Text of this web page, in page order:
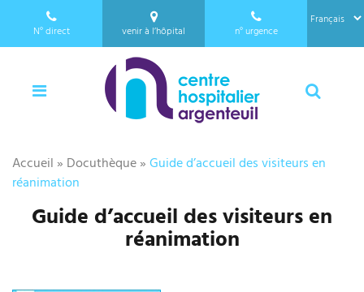
l
N°direct
01 34 23 24 25
venir à l’hôpital n°urgence
Menu
Accueil » Docuthèque » Guide d’accueil des visiteurs en
réanimation
Guide d’accueil des visiteurs en
réanimation
Panneau de gestion des cookies